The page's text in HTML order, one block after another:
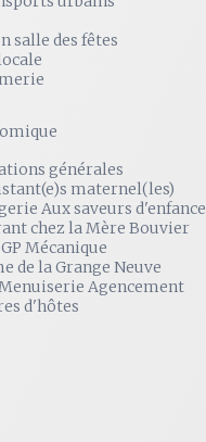
salle des fêtes
générales
maternel(les)
Aux saveurs d'enfance
chez la Mère Bouvier
Mécanique
de la Grange Neuve
Agencement
d'hôtes